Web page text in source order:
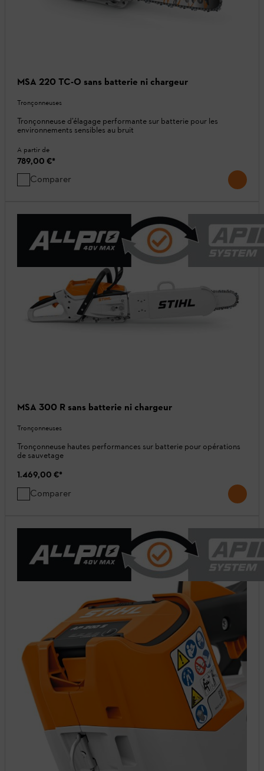
MSA 220 TC-O sans batterie ni chargeur
Tronçonneuses
Tronçonneuse d’élagage performante sur batterie pour les
environnements sensibles au bruit
A partir de
789,00 €*
Comparer
MSA 300 R sans batterie ni chargeur
Tronçonneuses
Tronçonneuse hautes performances sur batterie pour opérations
de sauvetage
1.469,00 €*
Comparer